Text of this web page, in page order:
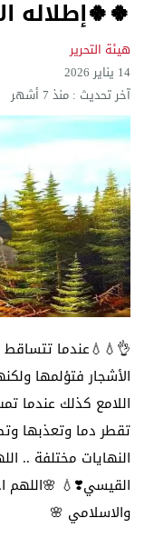
تحت
نفوق
🍀🍀إطلاله
هيئة التحرير
14 يناير 2026
آخر تحديث :منذ 7 أشهر
👌💧💧عندما تتساقط
الأشجار فتؤلمها
اللامع كذلك عندما
تقطر دما وتعذبها
النهايات مختلفة ..
القيسي❣️💧 🌸اللهم
والاسلامي 🌸